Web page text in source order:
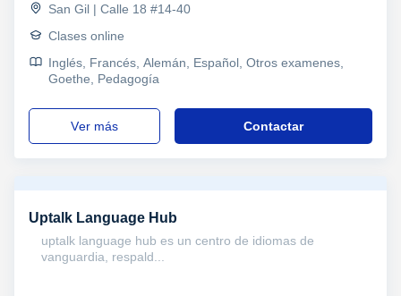
San Gil | Calle 18 #14-40
Clases online
Inglés, Francés, Alemán, Español, Otros examenes,
Goethe, Pedagogía
ver más Contactar
Uptalk Language Hub
uptalk language hub es un centro de idiomas de
vanguardia, respald...